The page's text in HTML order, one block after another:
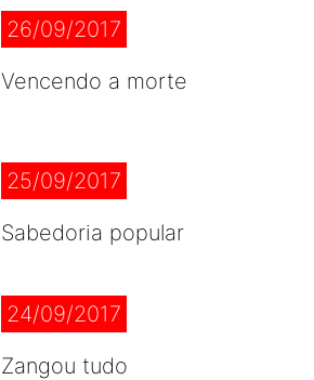
26/09/2017
Vencendo a morte
25/09/2017
Sabedoria popular
24/09/2017
Zangou tudo